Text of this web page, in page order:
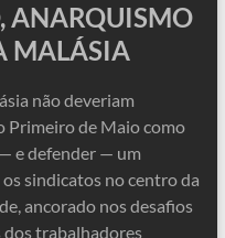
ANARQUISMO
MALÁSIA
não deveriam
Primeiro de Maio como
e defender — um
sindicatos no centro da
ancorado nos desafios
trabalhadores